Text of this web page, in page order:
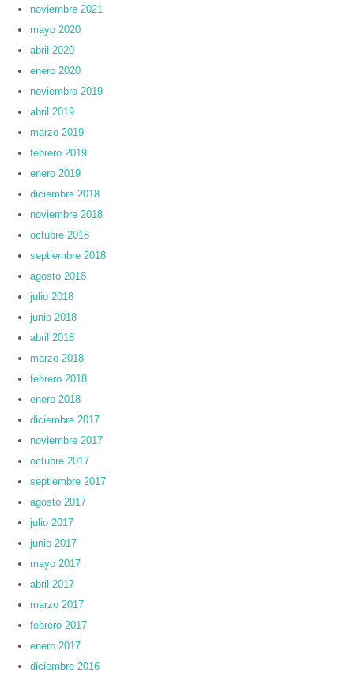
noviembre 2021
mayo 2020
abril 2020
enero 2020
noviembre 2019
abril 2019
marzo 2019
febrero 2019
enero 2019
diciembre 2018
noviembre 2018
octubre 2018
septiembre 2018
agosto 2018
julio 2018
junio 2018
abril 2018
marzo 2018
febrero 2018
enero 2018
diciembre 2017
noviembre 2017
octubre 2017
septiembre 2017
agosto 2017
julio 2017
junio 2017
mayo 2017
abril 2017
marzo 2017
febrero 2017
enero 2017
diciembre 2016